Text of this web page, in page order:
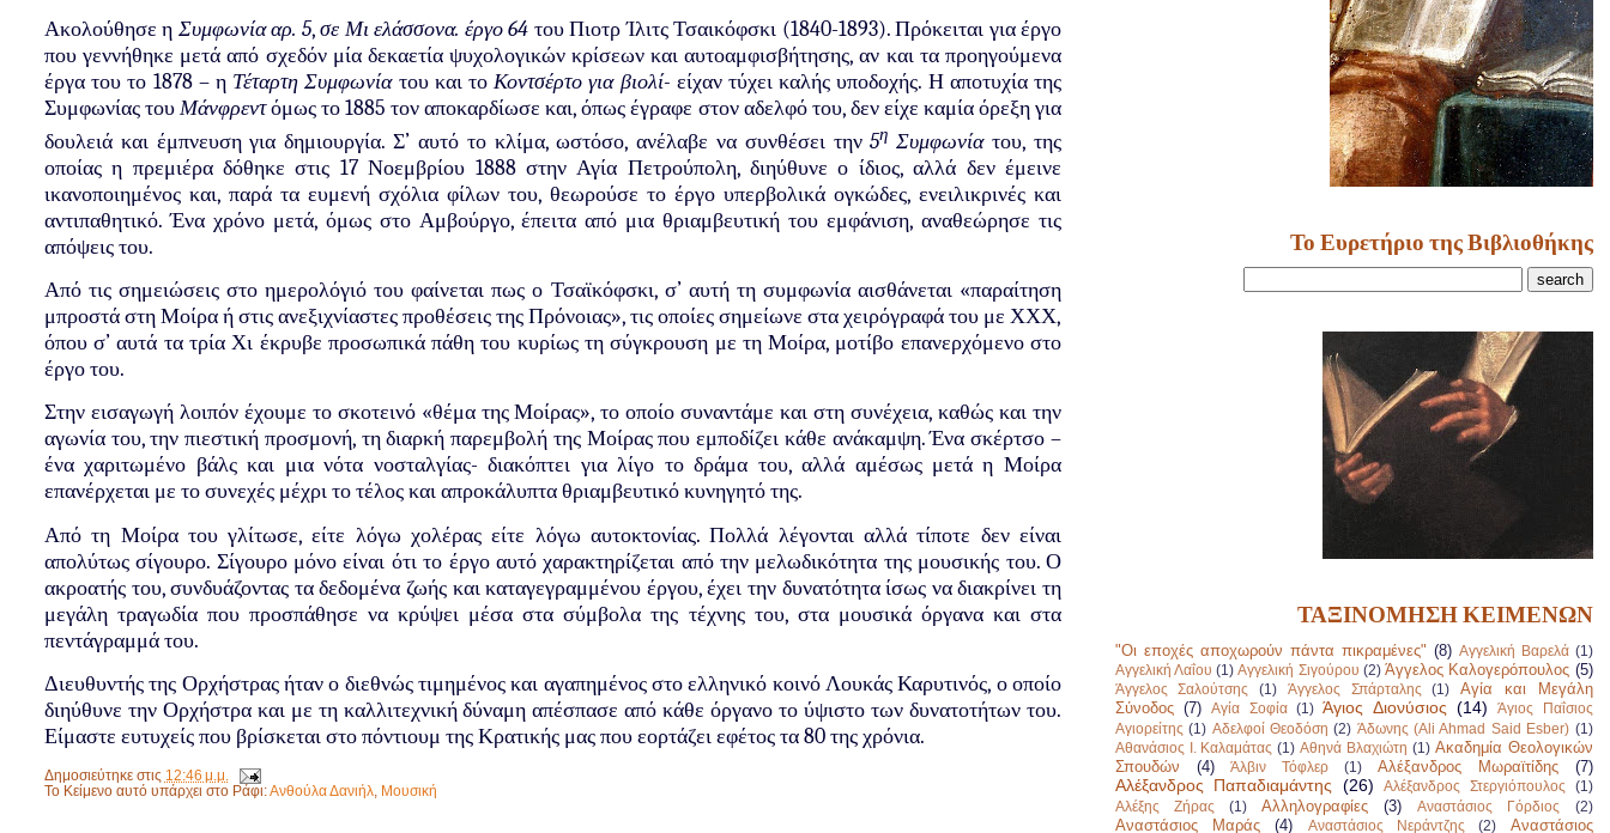
Ακολούθησε η Συμφωνία αρ. 5,σε Μι ελάσσονα. έργο 64 του Πιοτρ Ίλιτς Τσαικόφσκι (1840-1893). Πρόκειται για έργο
που γεννήθηκε μετά από σχεδόν μία δεκαετία ψυχολογικών κρίσεων και αυτοαμφισβήτησης, αν και τα προηγούμενα
έργα του το 1878 – η Τέταρτη Συμφωνίατου και τοΚοντσέρτο για βιολί- είχαν τύχει καλής υποδοχής. Η αποτυχία της
Συμφωνίας τουΜάνφρεντόμως το 1885 τον αποκαρδίωσε και, όπως έγραφε στον αδελφό του, δεν είχε καμία όρεξη για
δουλειά και έμπνευση για δημιουργία. Σ’ αυτό το κλίμα, ωστόσο, ανέλαβε να συνθέσει την5η Συμφωνίατου, της
οποίας η πρεμιέρα δόθηκε στις 17 Νοεμβρίου 1888 στην Αγία Πετρούπολη, διηύθυνε ο ίδιος, αλλά δεν έμεινε
ικανοποιημένος και, παρά τα ευμενή σχόλια φίλων του, θεωρούσε το έργο υπερβολικά ογκώδες, ενειλικρινές και
αντιπαθητικό. Ένα χρόνο μετά, όμως στο Αμβούργο, έπειτα από μια θριαμβευτική του εμφάνιση, αναθεώρησε τις
απόψεις του.
Από τις σημειώσεις στο ημερολόγιό του φαίνεται πως ο Τσαϊκόφσκι, σ’ αυτή τη συμφωνία αισθάνεται «παραίτηση
μπροστά στη Μοίρα ή στις ανεξιχνίαστες προθέσεις της Πρόνοιας», τις οποίες σημείωνε στα χειρόγραφά του με ΧΧΧ,
όπου σ’ αυτά τα τρία Χι έκρυβε προσωπικά πάθη του κυρίως τη σύγκρουση με τη Μοίρα, μοτίβο επανερχόμενο στο
έργο του.
Στην εισαγωγή λοιπόν έχουμε το σκοτεινό «θέμα της Μοίρας», το οποίο συναντάμε και στη συνέχεια, καθώς και την
αγωνία του, την πιεστική προσμονή, τη διαρκή παρεμβολή της Μοίρας που εμποδίζει κάθε ανάκαμψη. Ένα σκέρτσο –
ένα χαριτωμένο βάλς και μια νότα νοσταλγίας- διακόπτει για λίγο το δράμα του, αλλά αμέσως μετά η Μοίρα
επανέρχεται με το συνεχές μέχρι το τέλος και απροκάλυπτα θριαμβευτικό κυνηγητό της.
Από τη Μοίρα του γλίτωσε, είτε λόγω χολέρας είτε λόγω αυτοκτονίας. Πολλά λέγονται αλλά τίποτε δεν είναι
απολύτως σίγουρο. Σίγουρο μόνο είναι ότι το έργο αυτό χαρακτηρίζεται από την μελωδικότητα της μουσικής του. Ο
ακροατής του, συνδυάζοντας τα δεδομένα ζωής και καταγεγραμμένου έργου, έχει την δυνατότητα ίσως να διακρίνει τη
μεγάλη τραγωδία που προσπάθησε να κρύψει μέσα στα σύμβολα της τέχνης του, στα μουσικά όργανα και στα
πεντάγραμμά του.
Διευθυντής της Ορχήστρας ήταν ο διεθνώς τιμημένος και αγαπημένος στο ελληνικό κοινό Λουκάς Καρυτινός, ο οποίο
διηύθυνε την Ορχήστρα και με τη καλλιτεχνική δύναμη απέσπασε από κάθε όργανο το ύψιστο των δυνατοτήτων του.
Είμαστε ευτυχείς που βρίσκεται στο πόντιουμ της Κρατικής μας που εορτάζει εφέτος τα 80 της χρόνια.
Δημοσιεύτηκε στις 12:46 μ.μ.
Το Κείμενο αυτό υπάρχει στο Ράφι:Ανθούλα Δανιήλ, Μουσική
Το Ευρετήριο της Βιβλιοθήκης
ΤΑΞΙΝΟΜΗΣΗ ΚΕΙΜΕΝΩΝ
"Οι εποχές αποχωρούν πάντα πικραμένες" (8) Αγγελική Βαρελά (1)
Αγγελική Λαΐου (1) Αγγελική Σιγούρου (2) Άγγελος Καλογερόπουλος (5)
Άγγελος Σαλούτσης (1) Άγγελος Σπάρταλης (1)
Αγία και Μεγάλη
Σύνοδος (7) Αγία Σοφία (1) Άγιος Διονύσιος (14)
Άγιος Παΐσιος
Αγιορείτης (1) Αδελφοί Θεοδόση (2) Άδωνης (Ali Ahmad Said Esber) (1)
Αθανάσιος Ι. Καλαμάτας (1) Αθηνά Βλαχιώτη (1) Ακαδημία Θεολογικών
Σπουδών
(4) Άλβιν Τόφλερ (1) Αλέξανδρος Μωραϊτίδης (7)
Αλέξανδρος Παπαδιαμάντης (26) Αλέξανδρος Στεργιόπουλος
(1)
Αλέξης Ζήρας
(1) Αλληλογραφίες (3) Αναστάσιος Γόρδιος (2)
Αναστάσιος Μαράς (4) Αναστάσιος Νεράντζης (2) Αναστάσιος